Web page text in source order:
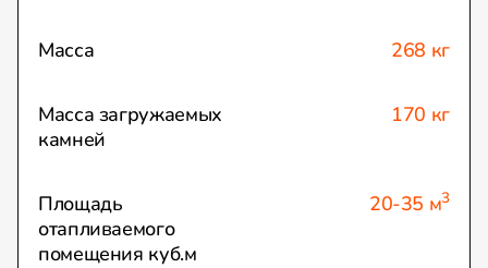
Масса 268 кг
Масса загружаемых
камней
170 кг
Площадь
отапливаемого
помещения куб.м
20-35 м3